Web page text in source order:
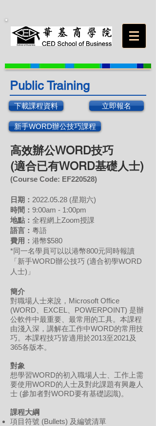
Public Training
下載課程資料 立即報名
新手WORD辦公技巧課程
高效辦公WORD技巧
(適合已有WORD基礎人士)
(Course Code: EF220528)
日期： 2022.05.28 (星期六)
時間： 9:00am - 1:00pm
地點： 全程網上Zoom授課
語言： 粵語
費用 ： 港幣$580
*同一名學員可以以港幣800元同時報讀
「新手WORD辦公技巧 (適合初學WORD
人士)」
簡介
對職場人士來說，Microsoft Office
(WORD、EXCEL、POWERPOINT) 是辦
公軟件中最重要、最常用的工具。本課程
由淺入深，講解在工作中WORD的常用技
巧。本課程技巧皆適用於2013至2021及
365各版本。
對象
想學習WORD的初入職場人士、工作上需
要使用WORD的人士及對此課題有興趣人
士 (參加者對WORD要有基礎認識)。
課程大綱
項目符號 (Bullets) 及編號清單